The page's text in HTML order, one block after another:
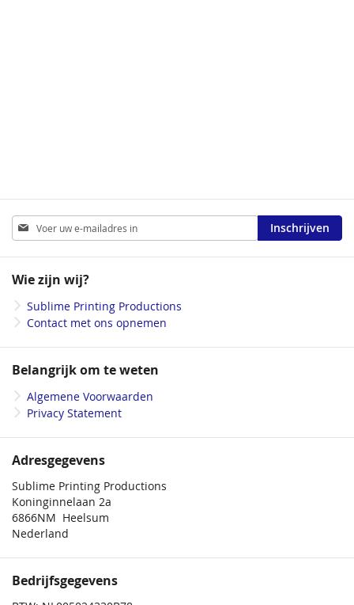
Abonneer
u
op
nieuwsbrief
Inschrijven
Wie zijn wij?
Sublime Printing Productions
Contact met ons opnemen
Belangrijk om te weten
Algemene Voorwaarden
Privacy Statement
Adresgegevens
Sublime Printing Productions
Koninginnelaan 2a
6866NM Heelsum
Nederland
Bedrijfsgegevens